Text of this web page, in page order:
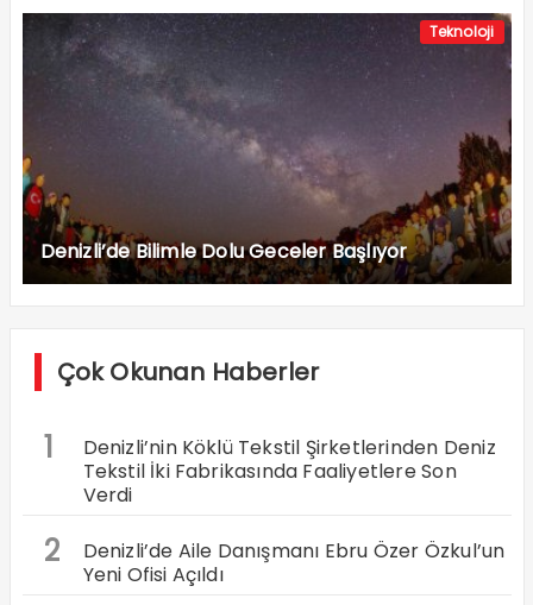
Teknoloji
Denizli’de Bilimle Dolu Geceler Başlıyor
Çok Okunan Haberler
1
Denizli’nin Köklü Tekstil Şirketlerinden Deniz
Tekstil İki Fabrikasında Faaliyetlere Son
Verdi
2
Denizli’de Aile Danışmanı Ebru Özer Özkul’un
Yeni Ofisi Açıldı